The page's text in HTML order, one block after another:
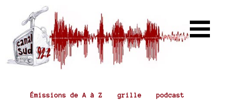
Émissions de A à Z grille podcast